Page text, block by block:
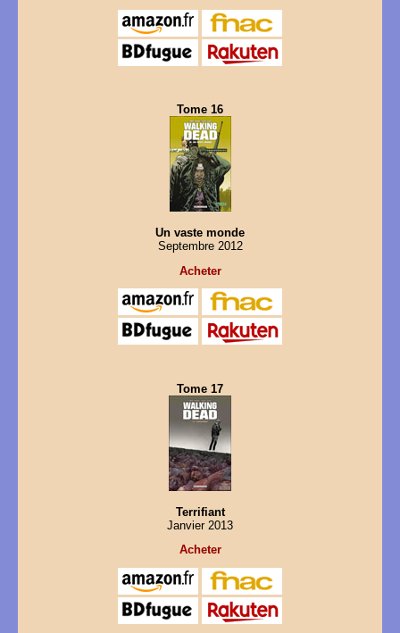
Tome 16
Un vaste monde
Septembre 2012
Acheter
Tome 17
Terrifiant
Janvier 2013
Acheter